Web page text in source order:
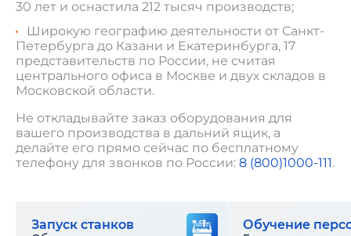
30 лет и оснастила 212 тысяч производств;
Широкую географию деятельности от Санкт-
Петербурга до Казани и Екатеринбурга, 17
представительств по России, не считая
центрального офиса в Москве и двух складов в
Московской области.
Не откладывайте заказ оборудования для
вашего производства в дальний ящик, а
делайте его прямо сейчас по бесплатному
телефону для звонков по России: 8 (800)1000-111.
Запуск станков Обучение